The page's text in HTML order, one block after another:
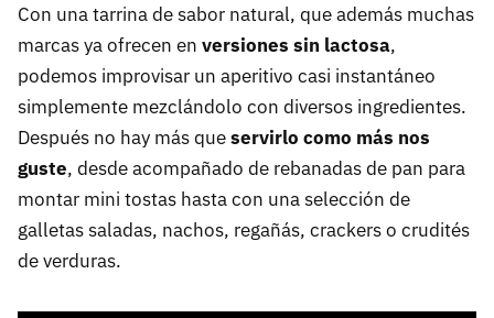
Con una tarrina de sabor natural, que además muchas
marcas ya ofrecen en versiones sin lactosa,
podemos improvisar un aperitivo casi instantáneo
simplemente mezclándolo con diversos ingredientes.
Después no hay más queservirlo como más nos
guste, desde acompañado de rebanadas de pan para
montar mini tostas hasta con una selección de
galletas saladas, nachos, regañás, crackers o crudités
de verduras.